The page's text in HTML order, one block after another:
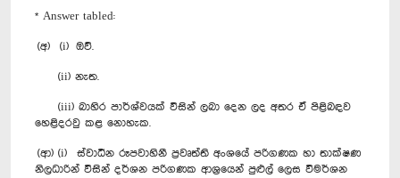
* Answer tabled:
(අ) (i) ඔව්.
(ii) නැත.
(iii) බාහිර පාර්ශ්වයක් විසින් ලබා දෙන ලද අතර ඒ පිළිබඳව
හෙළිදරවු කළ නොහැක.
(ආ) (i) ස්වාධීන රූපවාහිනී ප්‍රවෘත්ති අංශයේ පරිගණක හා තාක්ෂණ
නිලධාරින් විසින් දර්ශන පරිගණක ආශ්‍රයෙන් පුළුල් ලෙස විමර්ශන